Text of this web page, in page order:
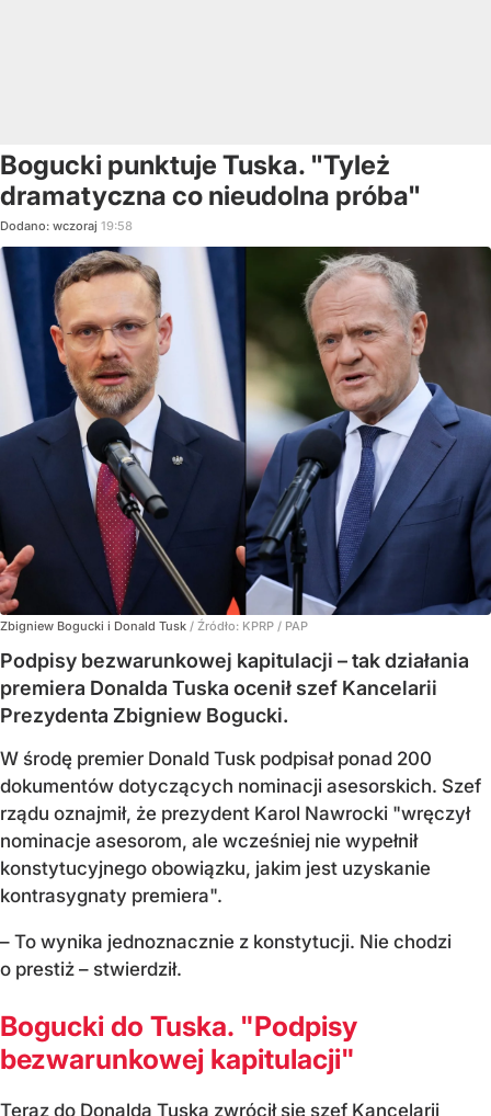
Bogucki punktuje Tuska. "Tyleż
dramatyczna co nieudolna próba"
Dodano: wczoraj 19:58
Zbigniew Bogucki i Donald Tusk / Źródło: KPRP / PAP
Podpisy bezwarunkowej kapitulacji – tak działania
premiera Donalda Tuska ocenił szef Kancelarii
Prezydenta Zbigniew Bogucki.
W środę premier Donald Tusk podpisał ponad 200
dokumentów dotyczących nominacji asesorskich. Szef
rządu oznajmił, że prezydent Karol Nawrocki "wręczył
nominacje asesorom, ale wcześniej nie wypełnił
konstytucyjnego obowiązku, jakim jest uzyskanie
kontrasygnaty premiera".
– To wynika jednoznacznie z konstytucji. Nie chodzi
o prestiż – stwierdził.
Bogucki do Tuska. "Podpisy
bezwarunkowej kapitulacji"
Teraz do Donalda Tuska zwrócił się szef Kancelarii